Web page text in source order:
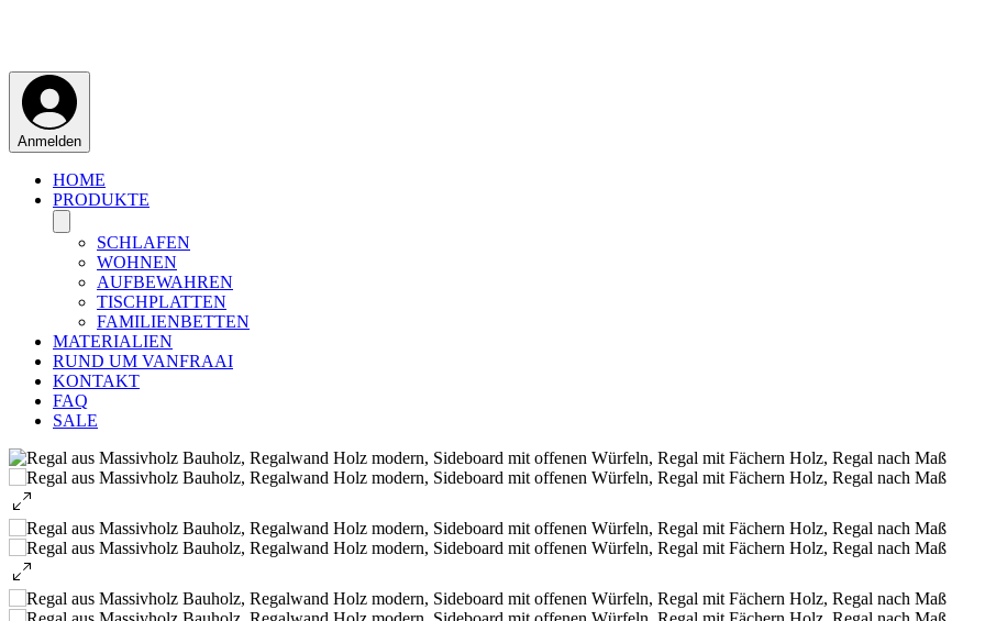
Anmelden
HOME
PRODUKTE
SCHLAFEN
WOHNEN
AUFBEWAHREN
TISCHPLATTEN
FAMILIENBETTEN
MATERIALIEN
RUND UM VANFRAAI
KONTAKT
FAQ
SALE